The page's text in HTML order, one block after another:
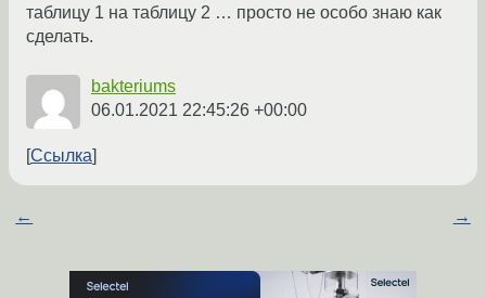
таблицу 1 на таблицу 2 … просто не особо знаю как
сделать.
bakteriums
06.01.2021 22:45:26 +00:00
Ссылка
← →